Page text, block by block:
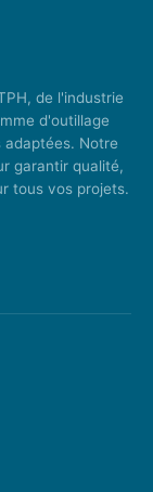
de l'industrie
d'outillage
adaptées. Notre
garantir qualité,
tous vos projets.